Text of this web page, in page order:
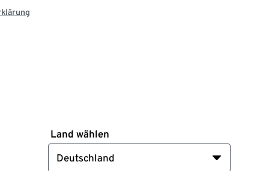
Land wählen
Deutschland